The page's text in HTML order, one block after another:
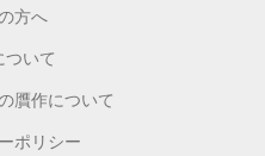
方へ
いて
贋作について
ポリシー